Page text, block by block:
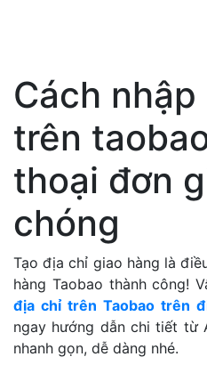
Cách
trên
thoại đơn
chóng
Tạo địa chỉ giao hàng là
hàng Taobao thành công!
địa chỉ trên Taobao trên
ngay hướng dẫn chi tiết từ
nhanh gọn, dễ dàng nhé.